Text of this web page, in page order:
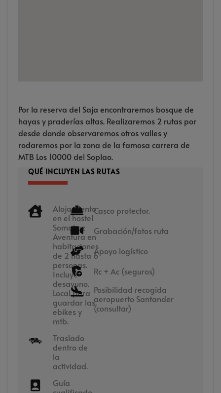
Por la reserva del Saja encontraremos bosque de
hayas y praderías altas. Realizaremos 2 rutas por
desde donde observaremos otros valles y
rodaremos por la zona de la famosa carrera de
MTB Los 10000 del Soplao.
QUÉ INCLUYEN LAS RUTAS
Alojamiento
en el hostel
Somahoz
Aventura en
habitaciones
de 2 hasta 6
personas.
Incluye
desayuno.
Local para
guardar las
ebikes y
mtb.
Traslado
dentro de
la
actividad.
Guía
Casco protector.
Grabación/fotos ruta
Apoyo logístico
Rc + Ac (seguros)
Posibilidad recogida
aeropuerto Santander
(consultar)